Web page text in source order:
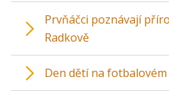
Prvňáčci poznávají
Radkově
Den dětí na